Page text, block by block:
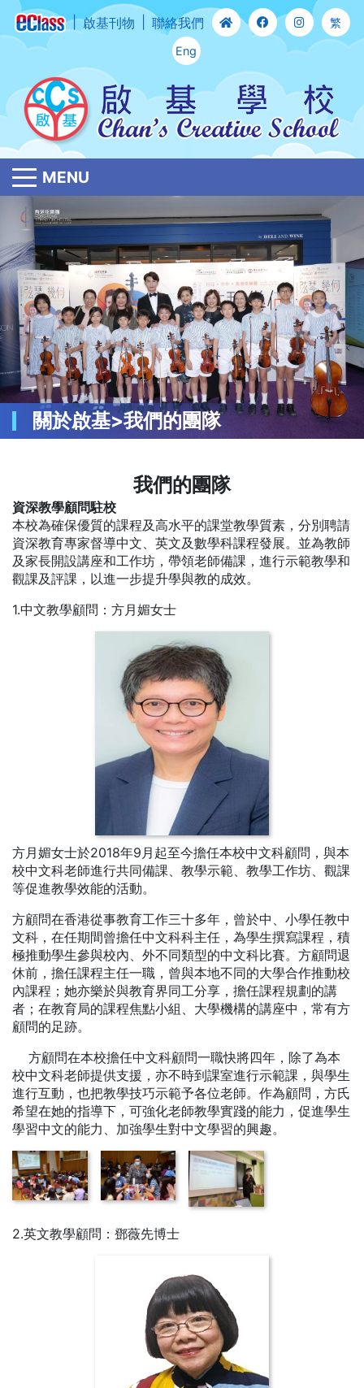
啟基刊物 聯絡我們 繁
Eng
MENU
關於啟基>我們的團隊
我們的團隊
資深教學顧問駐校
本校為確保優質的課程及高水平的課堂教學質素，分別聘請
資深教育專家督導中文、英文及數學科課程發展。並為教師
及家長開設講座和工作坊，帶領老師備課，進行示範教學和
觀課及評課，以進一步提升學與教的成效。
1.中文教學顧問：方月媚女士
方月媚女士於2018年9月起至今擔任本校中文科顧問，與本
校中文科老師進行共同備課、教學示範、教學工作坊、觀課
等促進教學效能的活動。
方顧問在香港從事教育工作三十多年，曾於中、小學任教中
文科，在任期間曾擔任中文科科主任，為學生撰寫課程，積
極推動學生參與校內、外不同類型的中文科比賽。方顧問退
休前，擔任課程主任一職，曾與本地不同的大學合作推動校
內課程；她亦樂於與教育界同工分享，擔任課程規劃的講
者；在教育局的課程焦點小組、大學機構的講座中，常有方
顧問的足跡。
方顧問在本校擔任中文科顧問一職快將四年，除了為本
校中文科老師提供支援，亦不時到課室進行示範課，與學生
進行互動，也把教學技巧示範予各位老師。作為顧問，方氏
希望在她的指導下，可強化老師教學實踐的能力，促進學生
學習中文的能力、加強學生對中文學習的興趣。
2.英文教學顧問：鄧薇先博士